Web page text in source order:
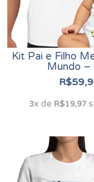
Kit Pai e Filho
Mundo –
3x de R$19,97